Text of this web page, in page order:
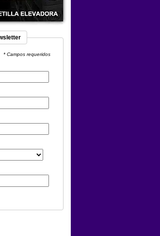
* Campos requeridos